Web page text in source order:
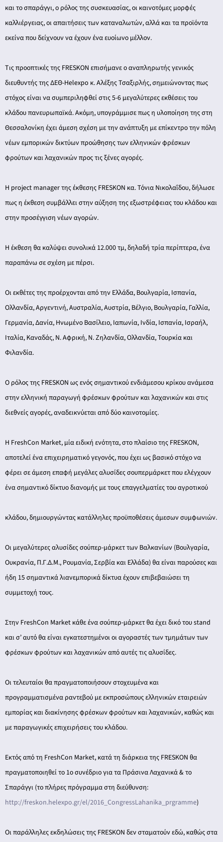
και το σπαράγγι, ο ρόλος της συσκευασίας, οι καινοτόμες μορφές
καλλιέργειας, οι απαιτήσεις των καταναλωτών, αλλά και τα προϊόντα
εκείνα που δείχνουν να έχουν ένα ευοίωνο μέλλον.
Τις προοπτικές της FRESKON επισήμανε ο αναπληρωτής γενικός
διευθυντής της ΔΕΘ-Helexpo κ. Αλέξης Τσαξιρλής, σημειώνοντας πως
στόχος είναι να συμπεριληφθεί στις 5-6 μεγαλύτερες εκθέσεις του
κλάδου πανευρωπαϊκά. Ακόμη, υπογράμμισε πως η υλοποίηση της στη
Θεσσαλονίκη έχει άμεση σχέση με την ανάπτυξη με επίκεντρο την πόλη
νέων εμπορικών δικτύων προώθησης των ελληνικών φρέσκων
φρούτων και λαχανικών προς τις ξένες αγορές.
Η project manager της έκθεσης FRESKON κα. Τόνια Νικολαΐδου, δήλωσε
πως η έκθεση συμβάλλει στην αύξηση της εξωστρέφειας του κλάδου και
στην προσέγγιση νέων αγορών.
Η έκθεση θα καλύψει συνολικά 12.000 τμ, δηλαδή τρία περίπτερα, ένα
παραπάνω σε σχέση με πέρσι.
Οι εκθέτες της προέρχονται από την Ελλάδα, Βουλγαρία, Ισπανία,
Ολλανδία, Αργεντινή, Αυστραλία, Αυστρία, Βέλγιο, Βουλγαρία, Γαλλία,
Γερμανία, Δανία, Ηνωμένο Βασίλειο, Ιαπωνία, Ινδία, Ισπανία, Ισραήλ,
Ιταλία, Καναδάς, Ν. Αφρική, Ν. Ζηλανδία, Ολλανδία, Τουρκία και
Φιλανδία.
Ο ρόλος της FRESKON ως ενός σημαντικού ενδιάμεσου κρίκου ανάμεσα
στην ελληνική παραγωγή φρέσκων φρούτων και λαχανικών και στις
διεθνείς αγορές, αναδεικνύεται από δύο καινοτομίες.
H FreshCon Market, μία ειδική ενότητα, στο πλαίσιο της FRESKON,
αποτελεί ένα επιχειρηματικό γεγονός, που έχει ως βασικό στόχο να
φέρει σε άμεση επαφή μεγάλες αλυσίδες σουπερμάρκετ που ελέγχουν
ένα σημαντικό δίκτυο διανομής με τους επαγγελματίες του αγροτικού
κλάδου, δημιουργώντας κατάλληλες προϋποθέσεις άμεσων συμφωνιών.
Οι μεγαλύτερες αλυσίδες σούπερ-μάρκετ των Βαλκανίων (Βουλγαρία,
Ουκρανία, Π.Γ.Δ.Μ., Ρουμανία, Σερβία και Ελλάδα) θα είναι παρούσες και
ήδη 15 σημαντικά λιανεμπορικά δίκτυα έχουν επιβεβαιώσει τη
συμμετοχή τους.
Στην FreshCon Market κάθε ένα σούπερ-μάρκετ θα έχει δικό του stand
και σ’ αυτό θα είναι εγκατεστημένοι οι αγοραστές των τμημάτων των
φρέσκων φρούτων και λαχανικών από αυτές τις αλυσίδες.
Οι τελευταίοι θα πραγματοποιήσουν στοχευμένα και
προγραμματισμένα ραντεβού με εκπροσώπους ελληνικών εταιρειών
εμπορίας και διακίνησης φρέσκων φρούτων και λαχανικών, καθώς και
με παραγωγικές επιχειρήσεις του κλάδου.
Εκτός από τη FreshCon Market, κατά τη διάρκεια της FRESKON θα
πραγματοποιηθεί το 1ο συνέδριο για τα Πράσινα Λαχανικά & το
Σπαράγγι (το πλήρες πρόγραμμα στη διεύθυνση:
http://freskon.helexpo.gr/el/2016_CongressLahanika_prgramme)
Οι παράλληλες εκδηλώσεις της FRESKON δεν σταματούν εδώ, καθώς στα